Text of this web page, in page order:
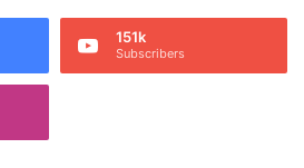
151k
Subscribers